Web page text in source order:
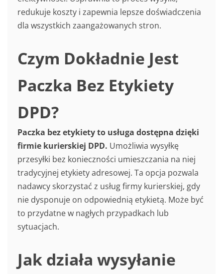
redukuje koszty i zapewnia lepsze doświadczenia
dla wszystkich zaangażowanych stron.
Czym Dokładnie Jest
Paczka Bez Etykiety
DPD?
Paczka bez etykiety to usługa dostępna dzięki
firmie kurierskiej DPD. Umożliwia wysyłkę
przesyłki bez konieczności umieszczania na niej
tradycyjnej etykiety adresowej. Ta opcja pozwala
nadawcy skorzystać z usług firmy kurierskiej, gdy
nie dysponuje on odpowiednią etykietą. Może być
to przydatne w nagłych przypadkach lub
sytuacjach.
Jak działa wysyłanie